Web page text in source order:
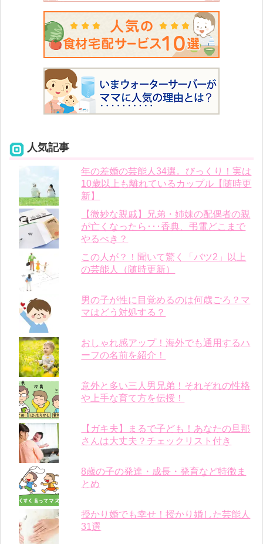
人気記事
年の差婚の芸能人34選。びっくり！実は
10歳以上も離れているカップル【随時更
新】
【微妙な親戚】兄弟・姉妹の配偶者の親
が亡くなったら･･･香典、弔電どこまで
やるべき？
この人が？！聞いて驚く「バツ2」以上
の芸能人（随時更新）
男の子が性に目覚めるのは何歳ごろ？マ
マはどう対処する？
おしゃれ感アップ！海外でも通用するハ
ーフの名前を紹介！
意外と多い三人男兄弟！それぞれの性格
や上手な育て方を伝授！
【ガキ夫】まるで子ども！あなたの旦那
さんは大丈夫？チェックリスト付き
8歳の子の発達・成長・発育など特徴ま
とめ
授かり婚でも幸せ！授かり婚した芸能人
31選